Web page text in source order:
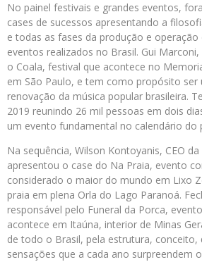
No painel festivais e grandes eventos,
cases de sucessos apresentando a
e todas as fases da produção e
eventos realizados no Brasil. Gui
o Coala, festival que acontece no
em São Paulo, e tem como propósito ser
renovação da música popular brasileira.
2019 reunindo 26 mil pessoas em dois
um evento fundamental no calendário do
Na sequência, Wilson Kontoyanis, CEO
apresentou o case do Na Praia, evento
considerado o maior do mundo em Lixo
praia em plena Orla do Lago Paranoá.
responsável pelo Funeral da Porca,
acontece em Itaúna, interior de Minas
de todo o Brasil, pela estrutura, conceito,
sensações que a cada ano surpreendem